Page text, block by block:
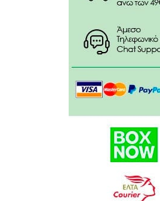
CERA, CETEARYL ALCOHOL,
DIHEPTYL SUCCINATE, STEARYL
VINIFERA(GRAPE)SEED OIL,
JUICE, PHENOXYETHANOL,
BUTYROSPERMUM
STEAROYL GLUTAMATE, ZEA
SIMMONDSIA
GLYCERYL CAPRYLATE,
GLYCERIN/SEBACIC ACID
CAMELLIA SINENSIS LEAF
ALTERNIFOLIA(TEA TREE)LEAF
ANNUUS(SUNFLOWER)SEED